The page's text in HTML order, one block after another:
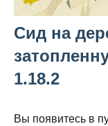
Сид на
1.18.2
Вы появитесь в